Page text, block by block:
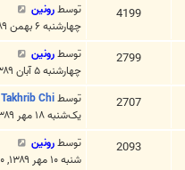
4199 توسطرونین
چهارشنبه ۶ بهمن ۱۳۸۹, ۶:۰۳ ب.ظ
2799 توسطرونین
چهارشنبه ۵ آبان ۱۳۸۹, ۵:۲۲ ب.ظ
2707 توسطTakhrib Chi
یک‌شنبه ۱۸ مهر ۱۳۸۹, ۱۰:۱۷ ق.ظ
2093 توسطرونین
شنبه ۱۰ مهر ۱۳۸۹, ۶:۴۰ ب.ظ